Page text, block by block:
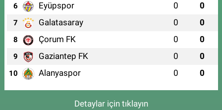
6 Eyüpspor 0 0
7 Galatasaray 0 0
8 Çorum FK 0 0
9 Gaziantep FK 0 0
10 Alanyaspor 0 0
Detaylar için tıklayın